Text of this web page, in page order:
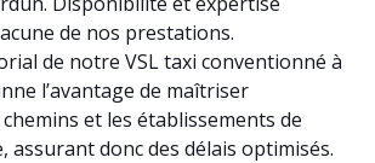
de nos prestations.
de notre VSL taxi conventionné à
l’avantage de maîtriser
et les établissements de
assurant donc des délais optimisés.